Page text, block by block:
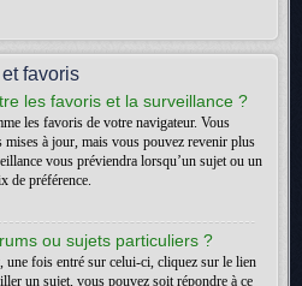
favoris
les favoris et la surveillance ?
les favoris de votre navigateur. Vous
mises à jour, mais vous pouvez revenir plus
vous préviendra lorsqu’un sujet ou un
de préférence.
ou sujets particuliers ?
fois entré sur celui-ci, cliquez sur le lien
un sujet, vous pouvez soit répondre à ce